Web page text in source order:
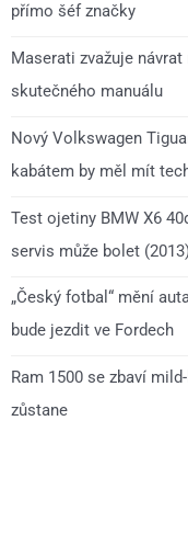
přímo šéf značky
Maserati zvažuje
skutečného manuálu
Nový Volkswagen
kabátem by měl mít
Test ojetiny BMW X6
servis může bolet
„Český fotbal“ mění
bude jezdit ve Fordech
Ram 1500 se zbaví
zůstane